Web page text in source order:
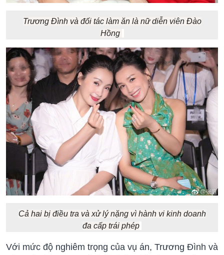
Trương Đình và đối tác làm ăn là nữ diễn viên Đào
Hồng
Cả hai bị điều tra và xử lý nặng vì hành vi kinh doanh
đa cấp trái phép
Với mức độ nghiêm trọng của vụ án, Trương Đình và